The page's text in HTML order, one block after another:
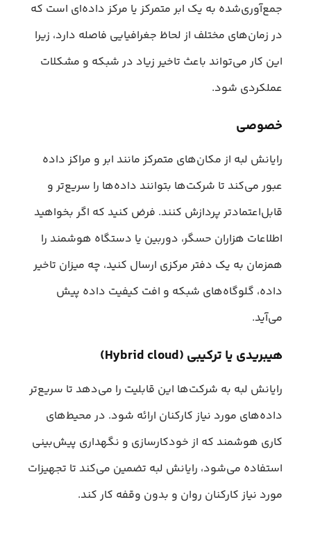
جمع‌آوری‌شده به یک ابر متمرکز یا مرکز داده‌ای است که
در زمان‌های مختلف از لحاظ جغرافیایی فاصله دارد، زیرا
این کار می‌تواند باعث تاخیر زیاد در شبکه و مشکلات
عملکردی شود.
خصوصی
رایانش لبه از مکان‌های متمرکز مانند ابر و مراکز داده
عبور می‌کند تا شرکت‌ها بتوانند داده‌ها را سریع‌تر و
قابل‌اعتمادتر پردازش کنند. فرض کنید که اگر بخواهید
اطلاعات هزاران حسگر، دوربین یا دستگاه هوشمند را
همزمان به یک دفتر مرکزی ارسال کنید، چه میزان تاخیر
داده، گلوگاه‌های شبکه و افت کیفیت داده پیش
می‌آید.
هیبریدی یا ترکیبی (Hybrid cloud)
رایانش لبه به شرکت‌ها این قابلیت را می‌دهد تا سریع‌تر
داده‌های مورد نیاز کارکنان ارائه شود. در محیط‌های
کاری هوشمند که از خودکارسازی و نگهداری پیش‌بینی
استفاده می‌شود، رایانش لبه تضمین می‌کند تا تجهیزات
مورد نیاز کارکنان روان و بدون وقفه کار کند.